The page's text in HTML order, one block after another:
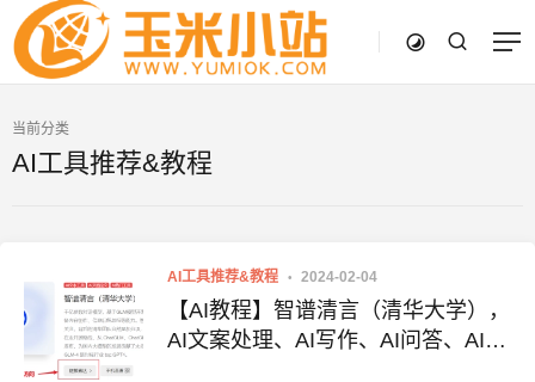
当前分类
AI工具推荐&教程
AI工具推荐&教程 2024-02-04
【AI教程】智谱清言（清华大学），
AI文案处理、AI写作、AI问答、AI对